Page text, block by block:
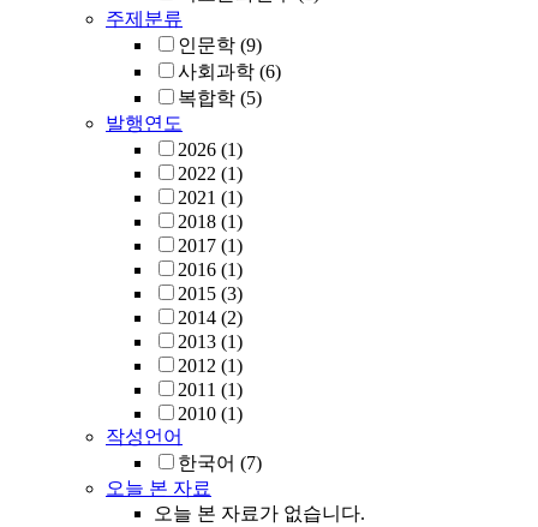
주제분류
인문학 (9)
사회과학 (6)
복합학 (5)
발행연도
2026 (1)
2022 (1)
2021 (1)
2018 (1)
2017 (1)
2016 (1)
2015 (3)
2014 (2)
2013 (1)
2012 (1)
2011 (1)
2010 (1)
작성언어
한국어 (7)
오늘 본 자료
오늘 본 자료가 없습니다.